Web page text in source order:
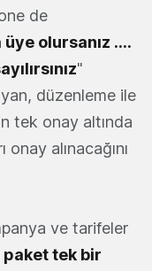
de
olursanız ….
"
düzenleme ile
tek onay altında
alınacağını
ve tarifeler
paket tek bir